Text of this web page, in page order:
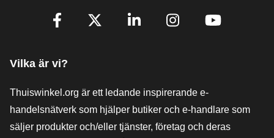
[_General:SocialMediaTitle]
Vilka är vi?
Thuiswinkel.org är ett ledande inspirerande e-
handelsnätverk som hjälper butiker och e-handlare som
säljer produkter och/eller tjänster, företag och deras